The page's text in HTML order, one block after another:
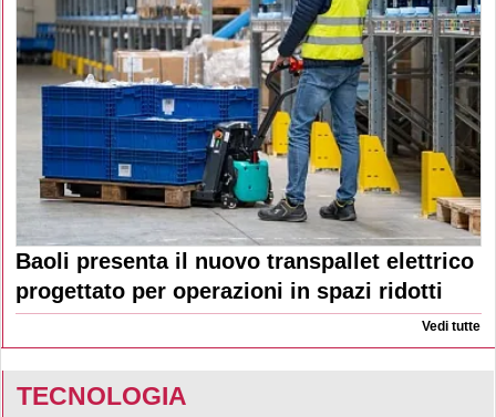
Baoli presenta il nuovo transpallet elettrico
progettato per operazioni in spazi ridotti
Vedi tutte
TECNOLOGIA